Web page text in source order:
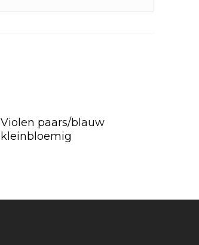
Violen paars/blauw
kleinbloemig